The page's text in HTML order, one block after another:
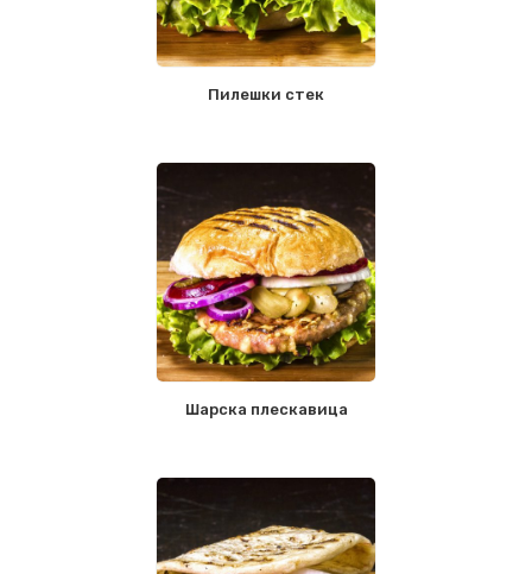
Пилешки стек
Шарска плескавица